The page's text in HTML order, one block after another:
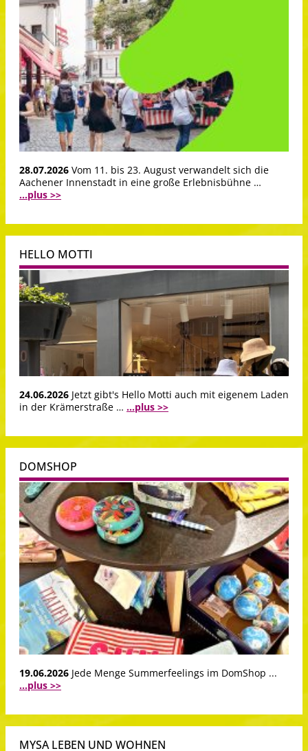
28.07.2026 Vom 11. bis 23. August verwandelt sich die
Aachener Innenstadt in eine große Erlebnisbühne …
...plus >>
HELLO MOTTI
24.06.2026 Jetzt gibt's Hello Motti auch mit eigenem Laden
in der Krämerstraße … ...plus >>
DOMSHOP
19.06.2026 Jede Menge Summerfeelings im DomShop ...
...plus >>
MYSA LEBEN UND WOHNEN